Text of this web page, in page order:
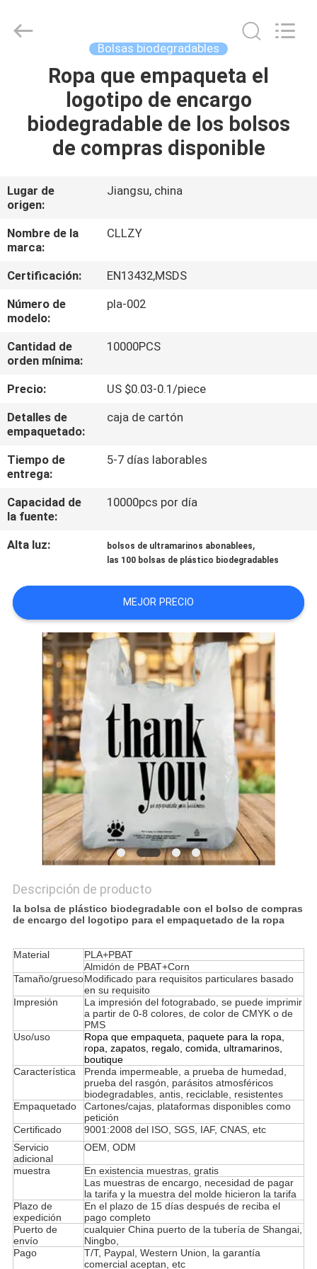
PRODUCTOS
SOBRE
NOSOTROS
RECORRIDO
POR
LA
DE
CALIDAD
NOTICIAS
SOLICITAR
UNA CITA
MAPA
DEL
SITIO
PRIVACY
POLICY
Macromolecule
Materials
Bolsas biodegradables
Ropa que empaqueta el
logotipo de encargo
biodegradable de los bolsos
de compras disponible
Lugar de
origen:
Jiangsu, china
Nombre de la
marca:
CLLZY
Certificación:
EN13432,MSDS
Número de
modelo:
pla-002
Cantidad de
orden mínima:
10000PCS
Precio:
US $0.03-0.1/piece
Detalles de
empaquetado:
caja de cartón
Tiempo de
entrega:
5-7 días laborables
Capacidad de
la fuente:
10000pcs por día
Alta luz: bolsos de ultramarinos abonablees,
las 100 bolsas de plástico biodegradables
MEJOR PRECIO
Descripción de producto
la bolsa de plástico biodegradable con el bolso de compras
de encargo del logotipo para el empaquetado de la ropa
Material
PLA+PBAT
Almidón de PBAT+Corn
Tamaño/gruesoModificado para requisitos particulares basado
en su requisito
Impresión
La impresión del fotograbado, se puede imprimir
a partir de 0-8 colores, de color de CMYK o de
PMS
Uso/uso
Ropa que empaqueta, paquete parala ropa,
ropa, zapatos, regalo, comida, ultramarinos,
boutique
Característica
Prenda impermeable, a prueba de humedad,
prueba del rasgón, parásitos atmosféricos
biodegradables, antis, reciclable, resistentes
Empaquetado
Cartones/cajas, plataformas disponibles como
petición
Certificado
9001:2008 del ISO, SGS, IAF, CNAS, etc
Servicio
adicional
OEM, ODM
muestra
En existencia muestras, gratis
Las muestras de encargo, necesidad de pagar
la tarifa y la muestra del molde hicieron la tarifa
Plazo de
expedición
En el plazo de 15 días después de reciba el
pago completo
Puerto de
envío
cualquier China puerto de la tubería de Shangai,
Ningbo,
Pago
T/T, Paypal, Western Union, la garantía
comercial aceptan, etc